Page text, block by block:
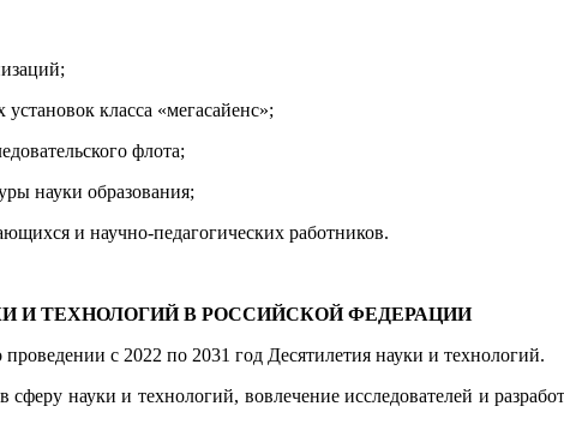
класса «мегасайенс»;
флота;
науки образования;
и научно-педагогических работников.
И ТЕХНОЛОГИЙ В РОССИЙСКОЙ ФЕДЕРАЦИИ
с 2022 по 2031 год Десятилетия науки и технологий.
науки и технологий, вовлечение исследователей и